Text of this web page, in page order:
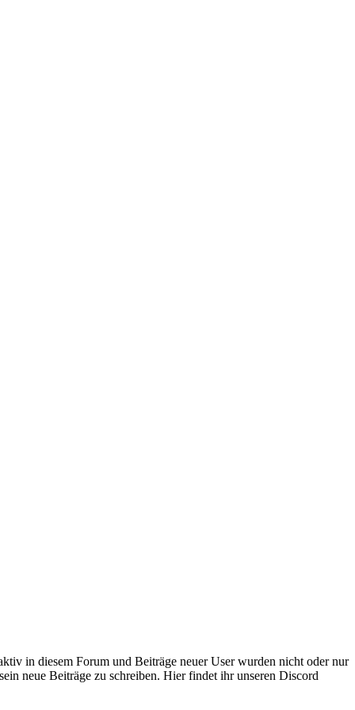
in diesem Forum und Beiträge neuer User wurden nicht oder nur
neue Beiträge zu schreiben. Hier findet ihr unseren Discord